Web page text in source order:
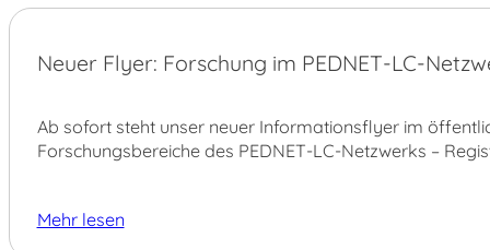
21.
JULI
Neuer Flyer: Forschung im PEDNET-LC-
Ab sofort steht unser neuer Informationsflyer im
Forschungsbereiche des PEDNET-LC-Netzwerks –
Mehr lesen